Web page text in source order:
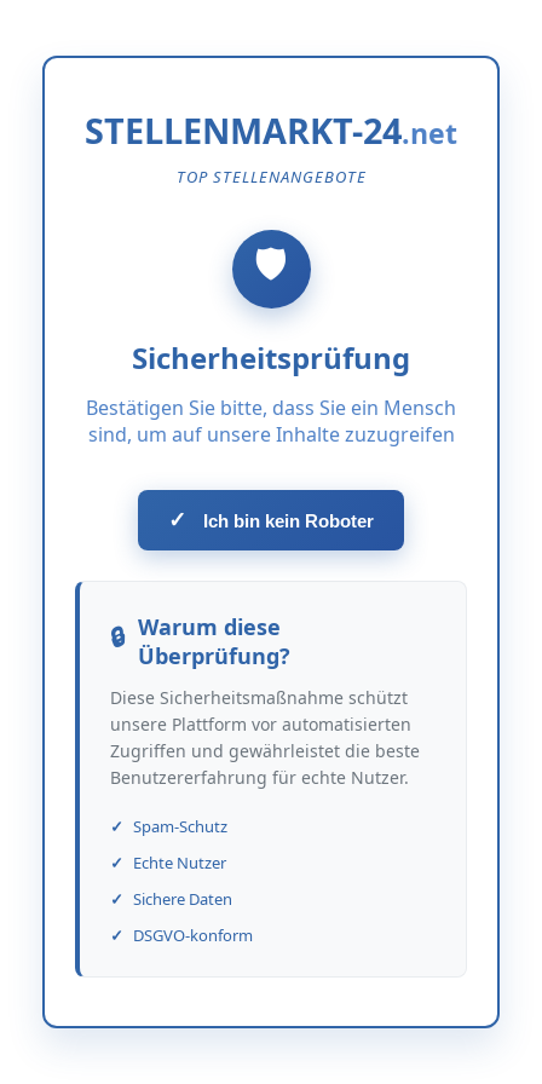
STELLENMARKT-24
TOP STELLENANGEBOTE
Sicherheitsprüfung
Bestätigen Sie bitte, dass Sie ein Mensch
sind, um auf unsere Inhalte zuzugreifen
✓ Ich bin kein Roboter
Warum diese
Überprüfung?
Diese Sicherheitsmaßnahme schützt
unsere Plattform vor automatisierten
Zugriffen und gewährleistet die beste
Benutzererfahrung für echte Nutzer.
Spam-Schutz
Echte Nutzer
Sichere Daten
DSGVO-konform